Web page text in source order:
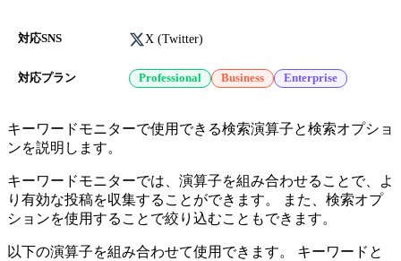
対応SNS X (Twitter)
対応プラン Professional Business Enterprise
キーワードモニターで使用できる検索演算子と検索オプショ
ンを説明します。
キーワードモニターでは、演算子を組み合わせることで、よ
り有効な投稿を収集することができます。 また、検索オプ
ションを使用することで絞り込むこともできます。
以下の演算子を組み合わせて使用できます。 キーワードと